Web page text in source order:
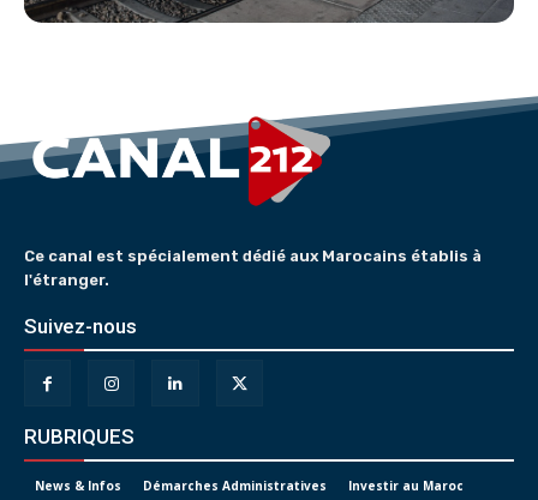
Ce canal est spécialement dédié aux Marocains établis à
l'étranger.
Suivez-nous
RUBRIQUES
News & Infos Démarches Administratives Investir au Maroc